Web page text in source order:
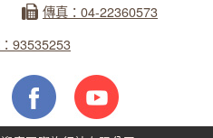
傳真：04-22360573
93535253